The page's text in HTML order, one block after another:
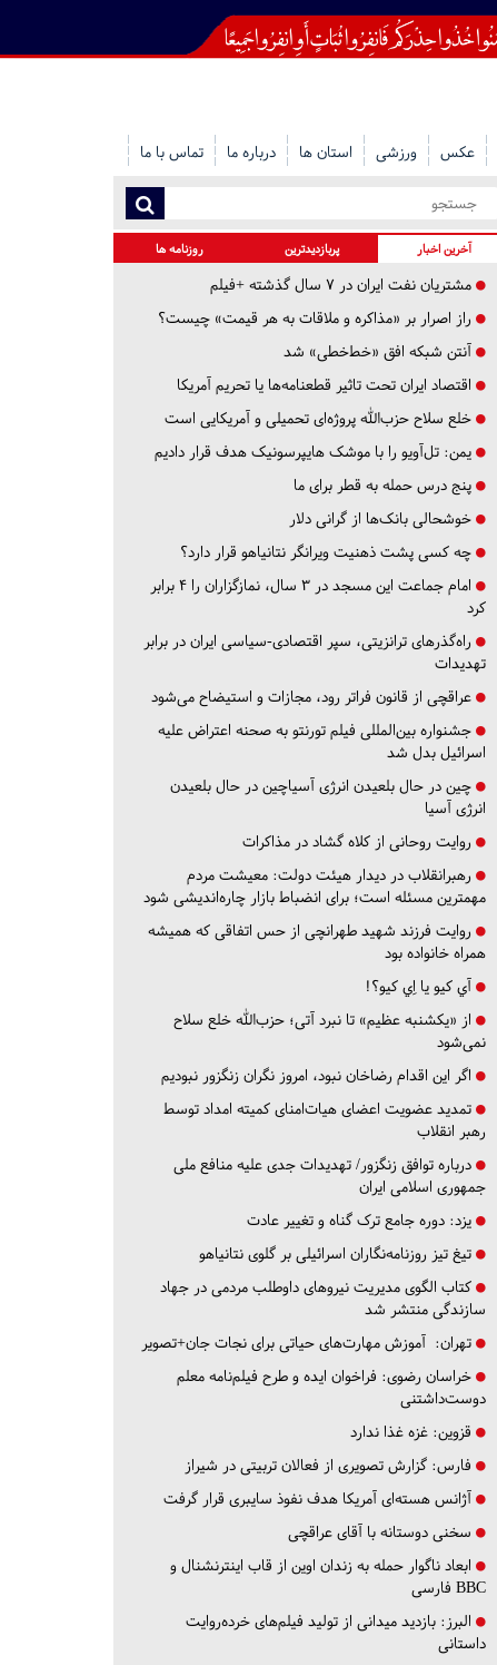
عکس ورزشی استان ها درباره ما تماس با ما
آخرین اخبار پربازدیدترین روزنامه ها
مشتریان نفت ایران در ۷ سال گذشته +فیلم
راز اصرار بر «مذاکره و ملاقات به هر قیمت» چیست؟
آنتن شبکه افق «خط‌خطی» شد
اقتصاد ایران تحت تاثیر قطعنامه‌ها یا تحریم‌ آمریکا
خلع سلاح حزب‌الله پروژه‌ای تحمیلی و آمریکایی است
یمن: تل‌آویو را با موشک هایپرسونیک هدف قرار دادیم
پنج درس‌ حمله به قطر برای ما
خوشحالی بانک‌ها از گرانی دلار
چه کسی پشت ذهنیت ویرانگر نتانیاهو قرار دارد؟
امام جماعت این مسجد در ۳ سال، نمازگزاران را ۴ برابر
کرد
راه‌گذرهای ترانزیتی، سپر اقتصادی-سیاسی ایران در برابر
تهدیدات
عراقچی از قانون فراتر رود، مجازات و استیضاح می‌شود
جشنواره بین‌المللی فیلم تورنتو به صحنه اعتراض علیه
اسرائیل بدل شد
چین در حال بلعیدن انرژی آسیاچین در حال بلعیدن
انرژی آسیا
روایت روحانی از کلاه گشاد در مذاکرات
رهبرانقلاب در دیدار هیئت دولت: معیشت مردم
مهمترین مسئله است؛ برای انضباط بازار چاره‌اندیشی شود
روایت فرزند شهید طهرانچی از حس اتفاقی که همیشه
همراه خانواده بود
آي كيو يا اِي كيو؟!
از «یکشنبه عظیم» تا نبرد آتی؛ حزب‌الله خلع سلاح
نمی‌شود
اگر این اقدام رضاخان نبود، امروز نگران زنگزور نبودیم
تمدید عضویت اعضای هیات‌امنای کمیته امداد توسط
رهبر انقلاب
درباره توافق زنگزور/ تهدیدات جدی علیه منافع ملی
جمهوری اسلامی ایران
یزد: دوره جامع ترک گناه و تغییر عادت
تیغ تیز روزنامه‌نگاران اسرائیلی بر گلوی نتانیاهو
کتاب الگوی مدیریت نیروهای داوطلب مردمی در جهاد
سازندگی منتشر شد
تهران: آموزش مهارت‌های حیاتی برای نجات جان+تصویر
خراسان رضوی: فراخوان ایده و طرح فیلم‌نامه معلم
دوست‌داشتنی
قزوین: غزه غذا ندارد
فارس: گزارش تصویری از فعالان تربیتی در شیراز
آژانس هسته‌ای آمریکا هدف نفوذ سایبری قرار گرفت
سخنی دوستانه با آقای عراقچی
ابعاد ناگوار حمله به زندان اوین از قاب اینترنشنال و
BBC فارسی
البرز: بازدید میدانی از تولید فیلم‌های خرده‌روایت
داستانی